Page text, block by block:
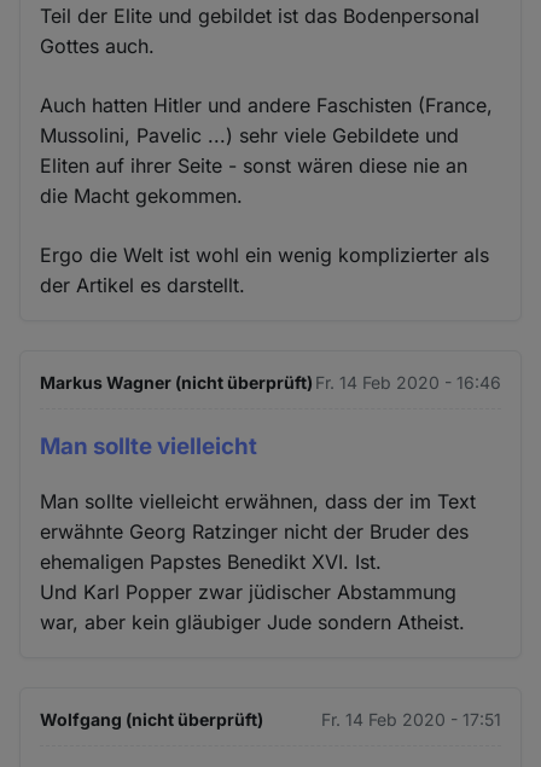
Teil der Elite und gebildet ist das Bodenpersonal
Gottes auch.
Auch hatten Hitler und andere Faschisten (France,
Mussolini, Pavelic ...) sehr viele Gebildete und
Eliten auf ihrer Seite - sonst wären diese nie an
die Macht gekommen.
Ergo die Welt ist wohl ein wenig komplizierter als
der Artikel es darstellt.
Markus Wagner (nicht überprüft) Fr. 14 Feb 2020 - 16:46
Man sollte vielleicht
Man sollte vielleicht erwähnen, dass der im Text
erwähnte Georg Ratzinger nicht der Bruder des
ehemaligen Papstes Benedikt XVI. Ist.
Und Karl Popper zwar jüdischer Abstammung
war, aber kein gläubiger Jude sondern Atheist.
Wolfgang (nicht überprüft) Fr. 14 Feb 2020 - 17:51